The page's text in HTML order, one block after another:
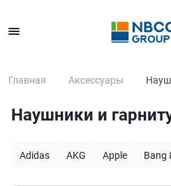
Главная Аксессуары
Наушники и
Adidas AKG Apple Bang